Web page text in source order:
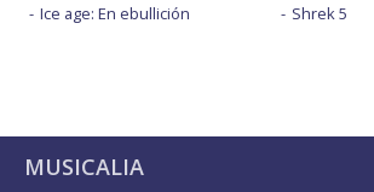
Ice age: En ebullición
Shrek 5
MUSICALIA